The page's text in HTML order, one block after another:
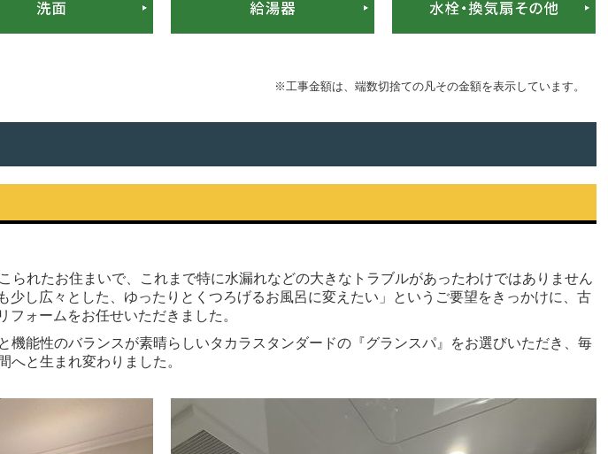
※工事金額は、端数切捨ての凡その金額を表示しています。
られたお住まいで、これまで特に水漏れなどの大きなトラブルがあったわけではありません
少し広々とした、ゆったりとくつろげるお風呂に変えたい」というご要望をきっかけに、古
フォームをお任せいただきました。
機能性のバランスが素晴らしいタカラスタンダードの『グランスパ』をお選びいただき、毎
へと生まれ変わりました。